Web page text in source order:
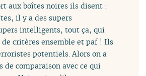
aux boîtes noires ils disent :
il y a des supers
intelligents, tout ça, qui
critères ensemble et paf ! Ils
potentiels. Alors on a
de comparaison avec ce qui